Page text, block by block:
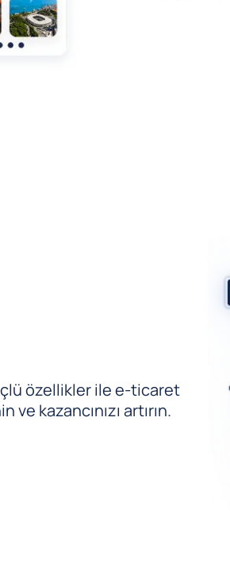
özellikler ile e-ticaret
kazancınızı artırın.